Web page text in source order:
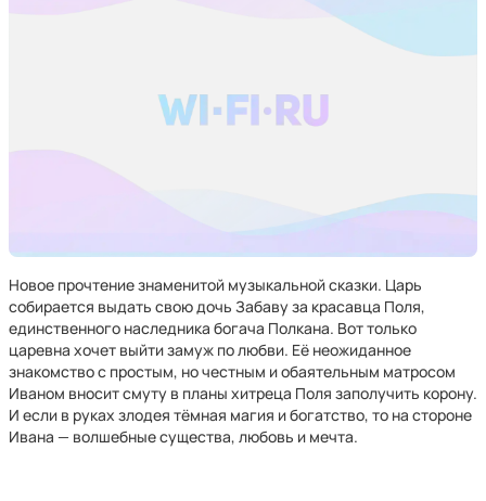
Новое прочтение знаменитой музыкальной сказки. Царь
собирается выдать свою дочь Забаву за красавца Поля,
единственного наследника богача Полкана. Вот только
царевна хочет выйти замуж по любви. Её неожиданное
знакомство с простым, но честным и обаятельным матросом
Иваном вносит смуту в планы хитреца Поля заполучить корону.
И если в руках злодея тёмная магия и богатство, то на стороне
Ивана — волшебные существа, любовь и мечта.